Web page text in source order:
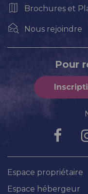
Brochures et
Nous rejoindre
Pour
Espace propriétaire
Espace hébergeur